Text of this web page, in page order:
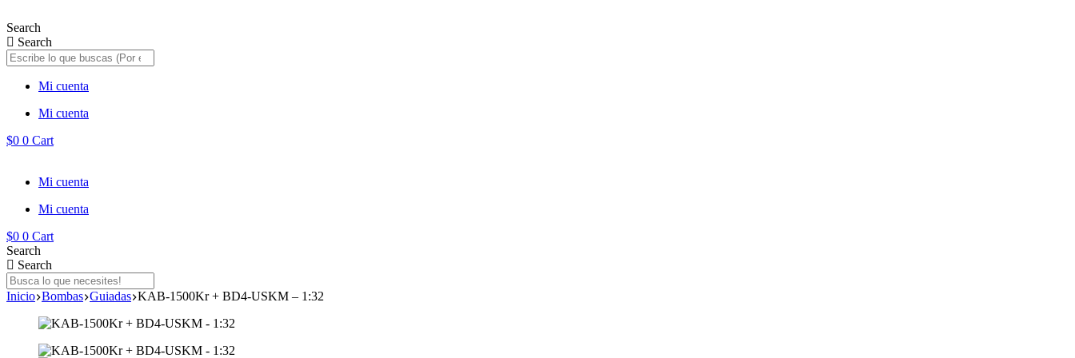
al
contenido
Search
Search
Mi cuenta
Mi cuenta
$0 0 Cart
Mi cuenta
Mi cuenta
$0 0 Cart
Search
Search
Inicio Bombas Guiadas KAB-1500Kr + BD4-USKM – 1:32